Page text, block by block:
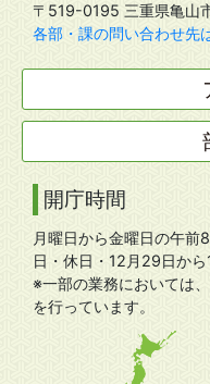
〒519-0195 三重県亀山
各部・課の問い合わせ先
開庁時間
月曜日から金曜日の午
日・休日・12月29日か
※一部の業務においては、
を行っています。